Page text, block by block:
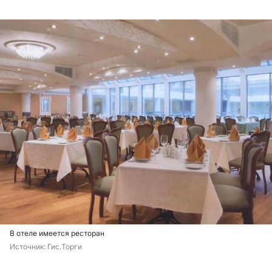
В отеле имеется ресторан
Источник: Гис.Торги